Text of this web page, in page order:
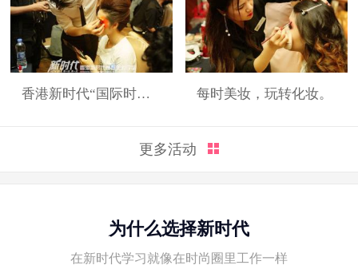
香港新时代“国际时装周”展演造型 每时美妆，玩转化妆。
更多活动
为什么选择新时代
在新时代学习就像在时尚圈里工作一样